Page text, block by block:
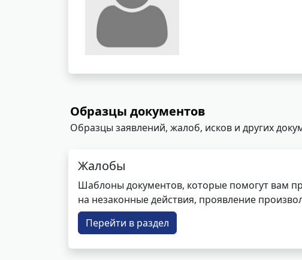
Образцы документов
Образцы заявлений, жалоб, исков и других
Жалобы
Шаблоны документов, которые помогут вам
на незаконные действия, проявление
Перейти в раздел